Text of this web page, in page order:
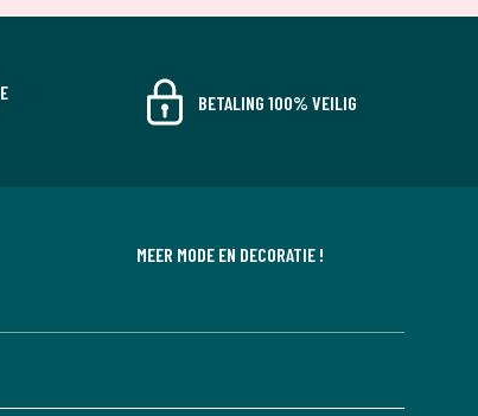
BETALING 100% VEILIG
MEER MODE EN DECORATIE !